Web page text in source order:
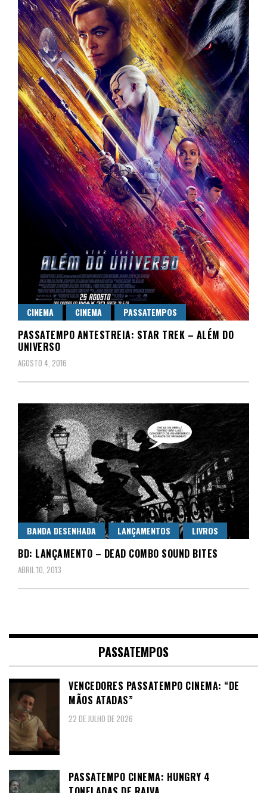
CINEMA CINEMA PASSATEMPOS
PASSATEMPO ANTESTREIA: STAR TREK – ALÉM DO
UNIVERSO
AGOSTO 4, 2016
BANDA DESENHADA LANÇAMENTOS LIVROS
BD: LANÇAMENTO – DEAD COMBO SOUND BITES
ABRIL 10, 2013
PASSATEMPOS
VENCEDORES PASSATEMPO CINEMA: “DE
MÃOS ATADAS”
22 DE JULHO DE 2026
PASSATEMPO CINEMA: HUNGRY 4